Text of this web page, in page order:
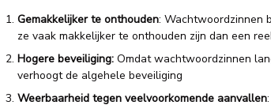
Gemakkelijker te onthouden: Wachtwoordzinnen
ze vaak makkelijker te onthouden zijn dan een
Hogere beveiliging: Omdat wachtwoordzinnen
verhoogt de algehele beveiliging
Weerbaarheid tegen veelvoorkomende aanvallen